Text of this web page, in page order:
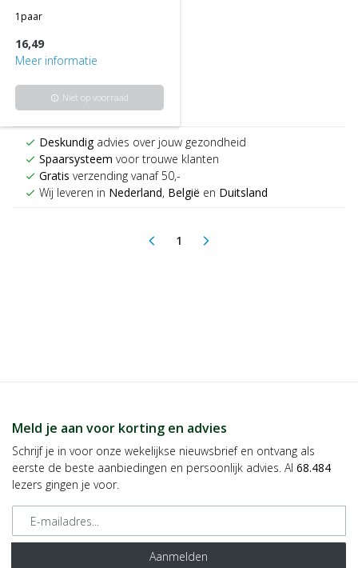
1paar
16,49
Meer informatie
info Niet op voorraad
check Deskundigadvies over jouw gezondheid
check Spaarsysteem voor trouwe klanten
check Gratis verzending vanaf 50,-
check Wij leveren in Nederland, België en Duitsland
arrow_back_ios 1(current)
arrow_forward_ios
Meld je aan voor korting en advies
Schrijf je in voor onze wekelijkse nieuwsbrief en ontvang als
eerste de beste aanbiedingen en persoonlijk advies. Al 68.484
lezers gingen je voor.
E-mailadres
Aanmelden